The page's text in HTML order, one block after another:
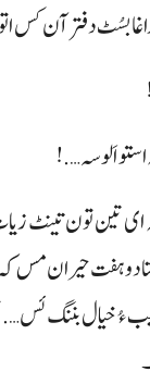
بسُٹ دفتر آن کس
استو اَلوسہ….!
تین تون تینٹ
و ہفت حیران مس
خیال بننگ ئس….